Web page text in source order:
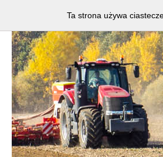
Ta strona używa